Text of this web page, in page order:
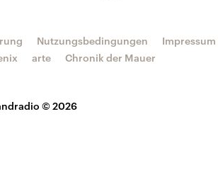
© 2026
Nutzungsbedingungen
Impressum
arte Chronik der Mauer